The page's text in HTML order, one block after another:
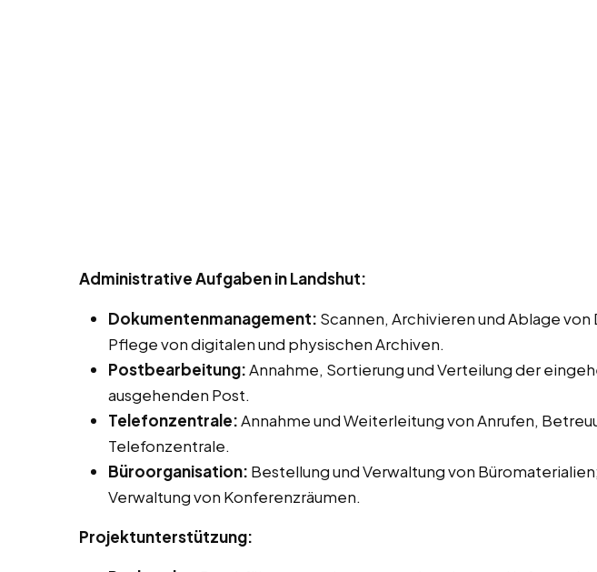
Administrative Aufgaben in Landshut:
Dokumentenmanagement: Scannen, Archivieren und Ablage
Pflege von digitalen und physischen Archiven.
Postbearbeitung:Annahme, Sortierung und Verteilung der
ausgehenden Post.
Telefonzentrale:Annahme und Weiterleitung von Anrufen,
Telefonzentrale.
Büroorganisation: Bestellung und Verwaltung von
Verwaltung von Konferenzräumen.
Projektunterstützung: